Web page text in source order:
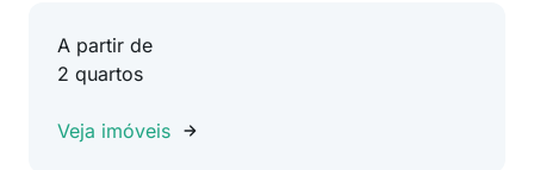
A partir de
2 quartos
Veja imóveis